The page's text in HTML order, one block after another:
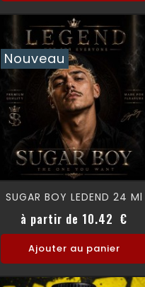
Nouveau
SUGAR BOY LEDEND 24 Ml
à partir de 10.42 €
Ajouter au panier